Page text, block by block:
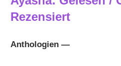
Rezensiert
Anthologien —